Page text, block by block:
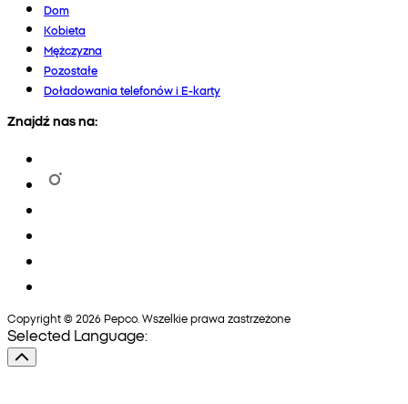
Dom
Kobieta
Mężczyzna
Pozostałe
Doładowania telefonów i E-karty
Znajdź nas na:
Copyright © 2026 Pepco. Wszelkie prawa zastrzeżone
Selected Language: